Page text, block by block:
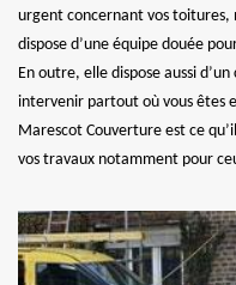
urgent concernant vos toitures,
dispose d’une équipe douée
En outre, elle dispose aussi
intervenir partout où vous êtes
Marescot Couverture est ce
vos travaux notamment pour